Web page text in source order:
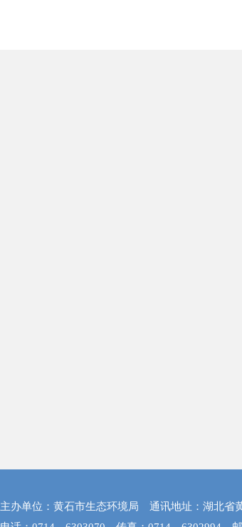
主办单位：黄石市生态环境局 通讯地址：湖北省